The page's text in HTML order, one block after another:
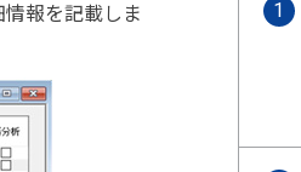
報を記載しま